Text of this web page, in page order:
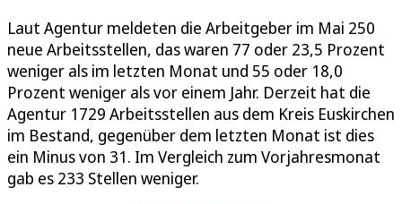
Laut Agentur meldeten die Arbeitgeber im Mai 250
neue Arbeitsstellen, das waren 77 oder 23,5 Prozent
weniger als im letzten Monat und 55 oder 18,0
Prozent weniger als vor einem Jahr. Derzeit hat die
Agentur 1729 Arbeitsstellen aus dem Kreis Euskirchen
im Bestand, gegenüber dem letzten Monat ist dies
ein Minus von 31. Im Vergleich zum Vorjahresmonat
gab es 233 Stellen weniger.